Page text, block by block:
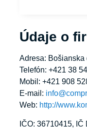
Údaje o
Adresa:
Telefón: +421 38
Mobil: +421 908
E-mail:
Web: http://
IČO: 36710415,